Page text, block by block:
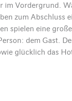
im Vordergrund.
zum Abschluss
spielen eine
dem Gast.
glücklich das